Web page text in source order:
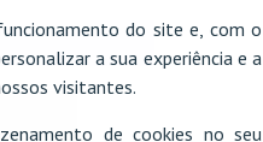
do site e, com o
a sua experiência e a
visitantes.
de cookies no seu